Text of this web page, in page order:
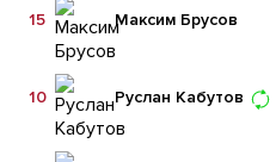
Максим Брусов
15
Руслан Кабутов
10